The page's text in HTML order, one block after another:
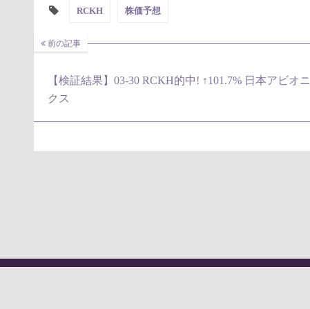
RCKH 株価予想
前の記事
【検証結果】03-30 RCKH的中! ↑101.7% 日本アビオニ
クス